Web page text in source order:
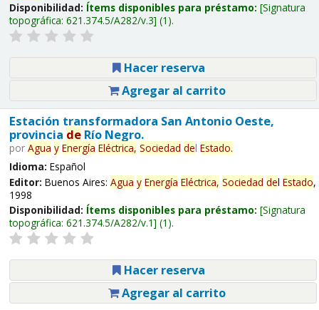
Disponibilidad: Ítems disponibles para préstamo: Signatura
topográfica: 621.374.5/A282/v.3 (1).
Hacer reserva
Agregar al carrito
Estación transformadora San Antonio Oeste,
provincia deRío Negro.
por Agua y Energía Eléctrica, Sociedad del Estado.
Idioma: Español
Editor: Buenos Aires: Agua y Energía Eléctrica, Sociedad del Estado,
1998
Disponibilidad: Ítems disponibles para préstamo: Signatura
topográfica: 621.374.5/A282/v.1 (1).
Hacer reserva
Agregar al carrito